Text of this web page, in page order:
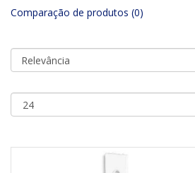
Comparação de produtos (0)